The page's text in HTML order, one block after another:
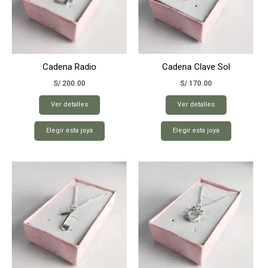
Cadena Radio
S/ 200.00
Ver detalles
Elegir esta joya
Cadena Clave Sol
S/ 170.00
Ver detalles
Elegir esta joya